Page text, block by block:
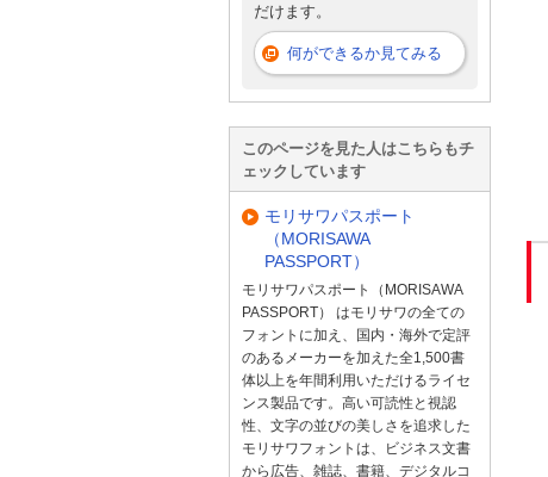
だけます。
何ができるか見てみる
このページを見た人はこちらもチ
ェックしています
モリサワパスポート
（MORISAWA
PASSPORT）
モリサワパスポート（MORISAWA
PASSPORT） はモリサワの全ての
フォントに加え、国内・海外で定評
のあるメーカーを加えた全1,500書
体以上を年間利用いただけるライセ
ンス製品です。高い可読性と視認
性、文字の並びの美しさを追求した
モリサワフォントは、ビジネス文書
から広告、雑誌、書籍、デジタルコ